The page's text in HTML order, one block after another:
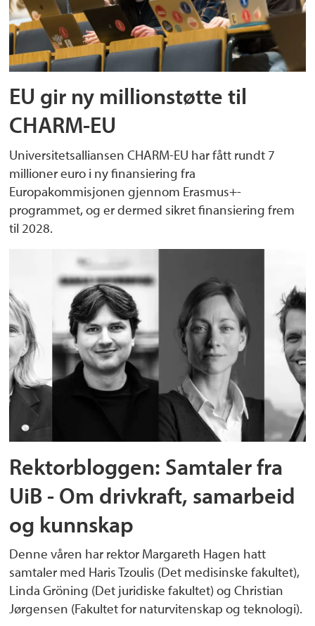
EU gir ny millionstøtte til
CHARM-EU
Universitetsalliansen CHARM-EU har fått rundt 7
millioner euro i ny finansiering fra
Europakommisjonen gjennom Erasmus+-
programmet, og er dermed sikret finansiering frem
til 2028.
Rektorbloggen: Samtaler fra
UiB - Om drivkraft, samarbeid
og kunnskap
Denne våren har rektor Margareth Hagen hatt
samtaler med Haris Tzoulis (Det medisinske fakultet),
Linda Gröning (Det juridiske fakultet) og Christian
Jørgensen (Fakultet for naturvitenskap og teknologi).